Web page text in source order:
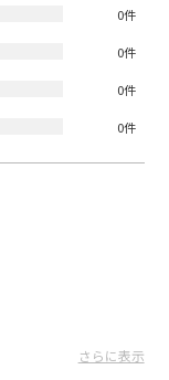
0件
0件
0件
0件
さらに表示